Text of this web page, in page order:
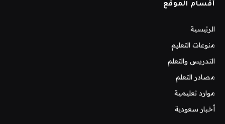
أقسام الموقع
الرئيسية
منوعات التعليم
التدريس والتعلم
مصادر التعلم
موارد تعليمية
أخبار سعودية